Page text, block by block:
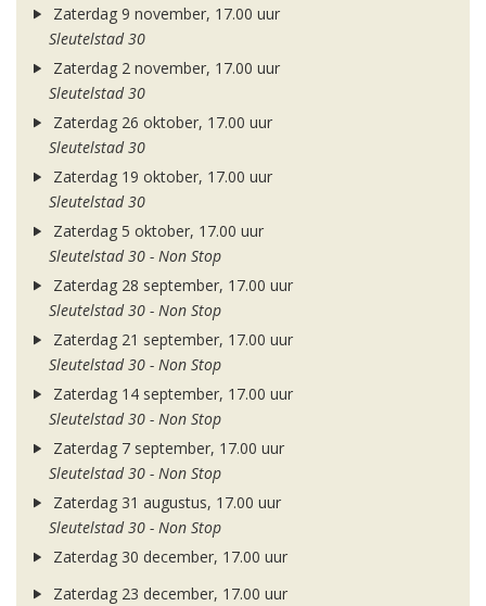
Zaterdag 9 november, 17.00 uur
Sleutelstad 30
Zaterdag 2 november, 17.00 uur
Sleutelstad 30
Zaterdag 26 oktober, 17.00 uur
Sleutelstad 30
Zaterdag 19 oktober, 17.00 uur
Sleutelstad 30
Zaterdag 5 oktober, 17.00 uur
Sleutelstad 30 - Non Stop
Zaterdag 28 september, 17.00 uur
Sleutelstad 30 - Non Stop
Zaterdag 21 september, 17.00 uur
Sleutelstad 30 - Non Stop
Zaterdag 14 september, 17.00 uur
Sleutelstad 30 - Non Stop
Zaterdag 7 september, 17.00 uur
Sleutelstad 30 - Non Stop
Zaterdag 31 augustus, 17.00 uur
Sleutelstad 30 - Non Stop
Zaterdag 30 december, 17.00 uur
Zaterdag 23 december, 17.00 uur